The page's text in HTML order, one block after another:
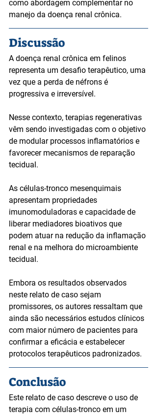
como abordagem complementar no
manejo da doença renal crônica.
Discussão
A doença renal crônica em felinos
representa um desafio terapêutico, uma
vez que a perda de néfrons é
progressiva e irreversível.
Nesse contexto, terapias regenerativas
vêm sendo investigadas com o objetivo
de modular processos inflamatórios e
favorecer mecanismos de reparação
tecidual.
As células-tronco mesenquimais
apresentam propriedades
imunomoduladoras e capacidade de
liberar mediadores bioativos que
podem atuar na redução da inflamação
renal e na melhora do microambiente
tecidual.
Embora os resultados observados
neste relato de caso sejam
promissores, os autores ressaltam que
ainda são necessários estudos clínicos
com maior número de pacientes para
confirmar a eficácia e estabelecer
protocolos terapêuticos padronizados.
Conclusão
Este relato de caso descreve o uso de
terapia com células-tronco em um